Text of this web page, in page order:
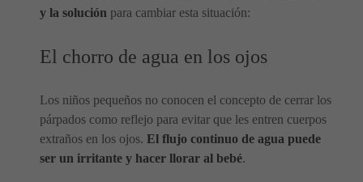
y la solución para cambiar esta situación:
El chorro de agua en los ojos
Los niños pequeños no conocen el concepto de cerrar los
párpados como reflejo para evitar que les entren cuerpos
extraños en los ojos. El flujo continuo de agua puede
ser un irritante y hacer llorar al bebé.